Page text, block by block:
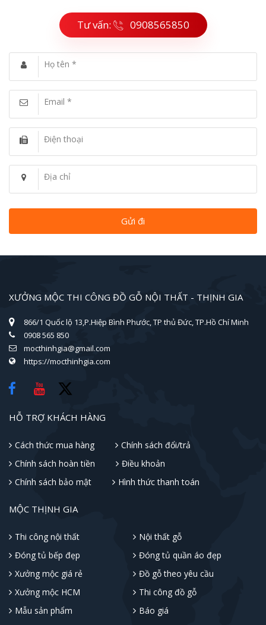
Tư vấn: 0908565850
Họ tên *
Email *
Điện thoại
Địa chỉ
XƯỞNG MỘC THI CÔNG ĐỒ GỖ NỘI THẤT - THỊNH GIA
866/1 Quốc lộ 13,P.Hiệp Bình Phước, TP thủ Đức, TP.Hồ Chí Minh
0908 565 850
mocthinhgia@gmail.com
https://mocthinhgia.com
HỖ TRỢ KHÁCH HÀNG
Cách thức mua hàng
Chính sách đổi/trả
Chính sách hoàn tiền
Điều khoản
Chính sách bảo mật
Hình thức thanh toán
MỘC THỊNH GIA
Thi công nội thất
Nội thất gỗ
Đóng tủ bếp đẹp
Đóng tủ quần áo đẹp
Xưởng mộc giá rẻ
Đồ gỗ theo yêu cầu
Xưởng mộc HCM
Thi công đồ gỗ
Mẫu sản phẩm
Báo giá